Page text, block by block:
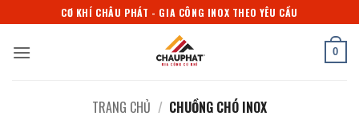
qua
CƠ KHÍ CHÂU PHÁT - GIA CÔNG INOX THEO YÊU CẦU
0
TRANG CHỦ / CHUỒNG CHÓ INOX